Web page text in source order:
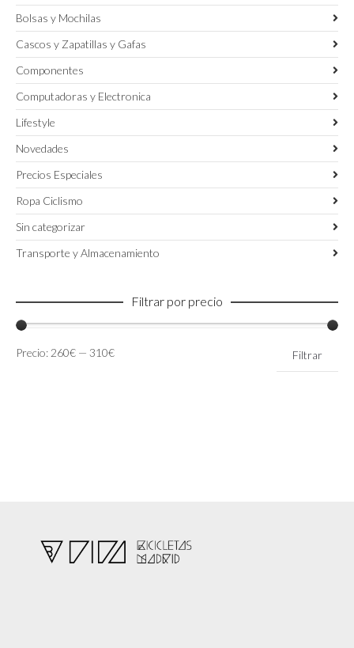
Bolsas y Mochilas
Cascos y Zapatillas y Gafas
Componentes
Computadoras y Electronica
Lifestyle
Novedades
Precios Especiales
Ropa Ciclismo
Sin categorizar
Transporte y Almacenamiento
Filtrar por precio
Precio
Precio
Filtrar
Precio: 260€ — 310€